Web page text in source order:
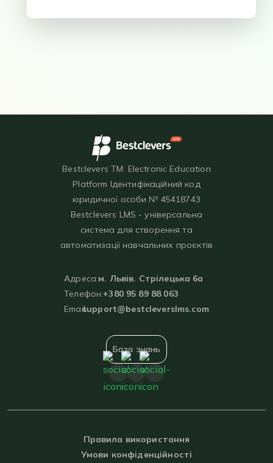
Bestclevers TM: Electronic Education
Platform Ідентифікаційний код
юридичної особи № 45418743
Bestclevers LMS - універсальна
система для створення та
автоматизації навчальних проєктів
Адреса:м. Львів. Стрілецька 6а
Телефон:+380 95 89 88 063
Email:support@bestcleverslms.com
База знань
Правила використання
Умови конфіденційності